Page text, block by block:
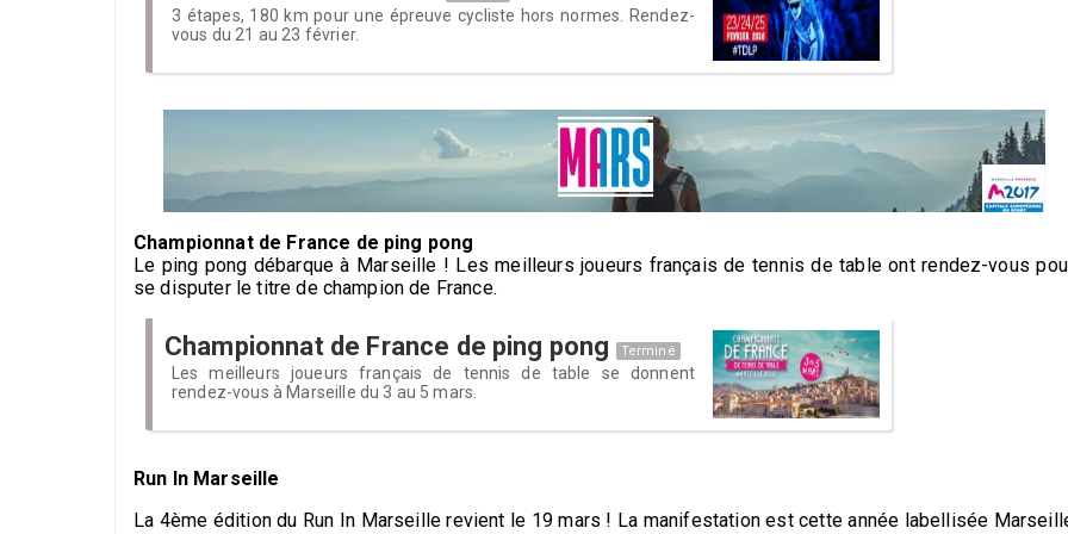
3 étapes, 180 km pour une épreuve cycliste hors normes. Rendez-
vous du 21 au 23 février.
Championnat de France de ping pong
Le ping pong débarque à Marseille ! Les meilleurs joueurs français de tennis de table ont rendez-vous
se disputer le titre de champion de France.
Championnat de France de ping pong Terminé
Les meilleurs joueurs français de tennis de table se donnent
rendez-vous à Marseille du 3 au 5 mars.
Run In Marseille
La 4ème édition du Run In Marseille revient le 19 mars ! La manifestation est cette année labellisée